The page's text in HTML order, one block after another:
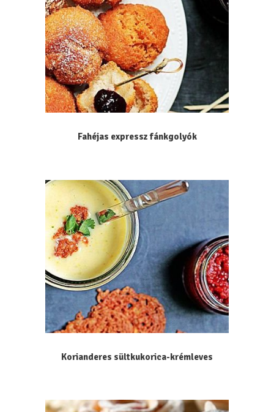
Fahéjas expressz fánkgolyók
Korianderes sültkukorica-krémleves